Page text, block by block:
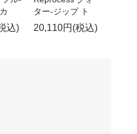
込)
ター-ジップ ト
20,110円(税込)